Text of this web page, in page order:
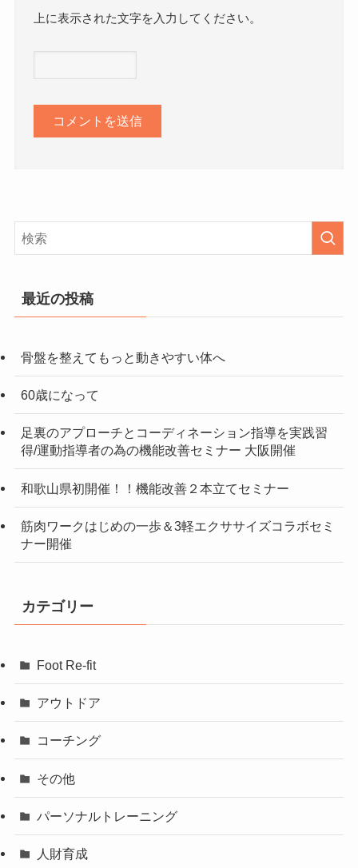
上に表示された文字を入力してください。
最近の投稿
骨盤を整えてもっと動きやすい体へ
60歳になって
足裏のアプローチとコーディネーション指導を実践習
得/運動指導者の為の機能改善セミナー 大阪開催
和歌山県初開催！！機能改善２本立てセミナー
筋肉ワークはじめの一歩＆3軽エクササイズコラボセミ
ナー開催
カテゴリー
Foot Re-fit
アウトドア
コーチング
その他
パーソナルトレーニング
人財育成